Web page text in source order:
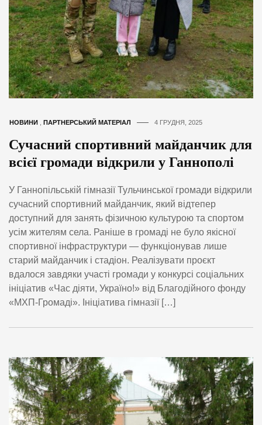
НОВИНИ ПАРТНЕРСЬКИЙ МАТЕРІАЛ 4 ГРУДНЯ, 2025
Сучасний спортивний майданчик для
всієї громади відкрили у Ганнополі
У Ганнопільській гімназії Тульчинської громади відкрили
сучасний спортивний майданчик, який відтепер
доступний для занять фізичною культурою та спортом
усім жителям села. Раніше в громаді не було якісної
спортивної інфраструктури — функціонував лише
старий майданчик і стадіон. Реалізувати проєкт
вдалося завдяки участі громади у конкурсі соціальних
ініціатив «Час діяти, Україно!» від Благодійного фонду
«МХП-Громаді». Ініціатива гімназії […]